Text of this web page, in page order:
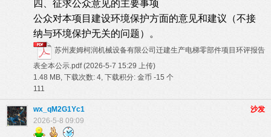
四、征求公众意见的主要事项
公众对本项目建设环境保护方面的意见和建议（不接
纳与环境保护无关的问题）。
苏州麦姆柯润机械设备有限公司迁建生产电梯零部件项目环评报告
表全本公示.pdf (2026-5-7 15:29 上传)
1.48 MB, 下载次数: 4, 下载积分: 金币 -15 个
111
沙发
wx_qM2G1Yc1
2026-5-8 09:09